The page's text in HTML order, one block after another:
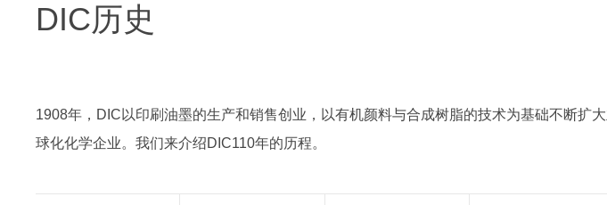
DIC历史
1908年，DIC以印刷油墨的生产和销售创业，以有机颜料与合成树脂的技术为基础不断扩
球化化学企业。我们来介绍DIC110年的历程。